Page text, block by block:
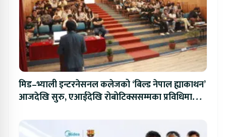
मिड–भ्याली इन्टरनेसनल कलेजको ‘बिल्ड नेपाल ह्याकाथन’
आजदेखि सुरु, एआईदेखि रोबोटिक्ससम्मका प्रविधिमा